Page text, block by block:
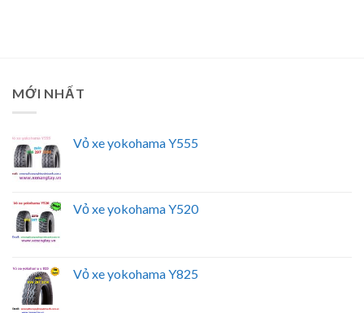
MỚI NHẤT
Vỏ xe yokohama Y555
Vỏ xe yokohama Y520
Vỏ xe yokohama Y825